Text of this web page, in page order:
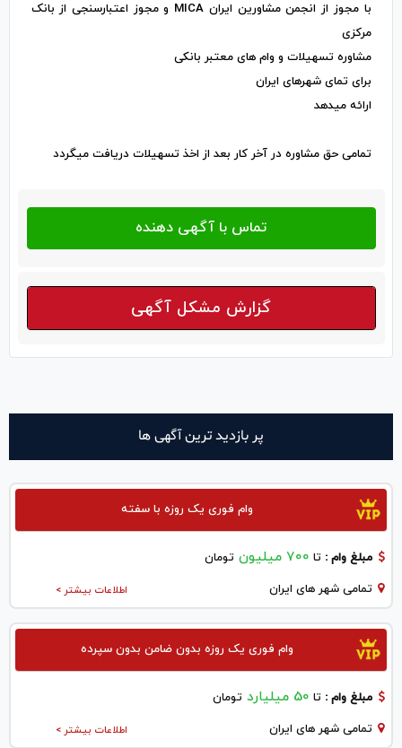
با مجوز از انجمن مشاورین ایران MICA و مجوز اعتبارسنجی از بانک
مرکزی
مشاوره تسهیلات و وام های معتبر بانکی
برای تمای شهرهای ایران
ارائه میدهد
تمامی حق مشاوره در آخر کار بعد از اخذ تسهیلات دریافت میگردد
گزارش مشکل آگهی
پر بازدید ترین آگهی ها
وام فوری یک روزه با سفته
مبلغ وام : تا 700 میلیون تومان
اطلاعات بیشتر > تمامی شهر های ایران
وام فوری یک روزه بدون ضامن بدون سپرده
مبلغ وام : تا 50 میلیارد تومان
اطلاعات بیشتر > تمامی شهر های ایران